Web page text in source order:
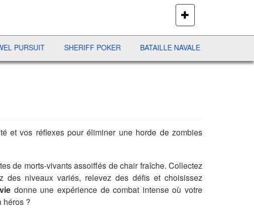
PLUS
DE
JEUX
SHERIFF POKER BATAILLE NAVALE DUO SOLITAIRE
et vos réflexes pour éliminer une horde de zombies
de morts-vivants assoiffés de chair fraîche. Collectez
des niveaux variés, relevez des défis et choisissez
donne une expérience de combat intense où votre
héros ?